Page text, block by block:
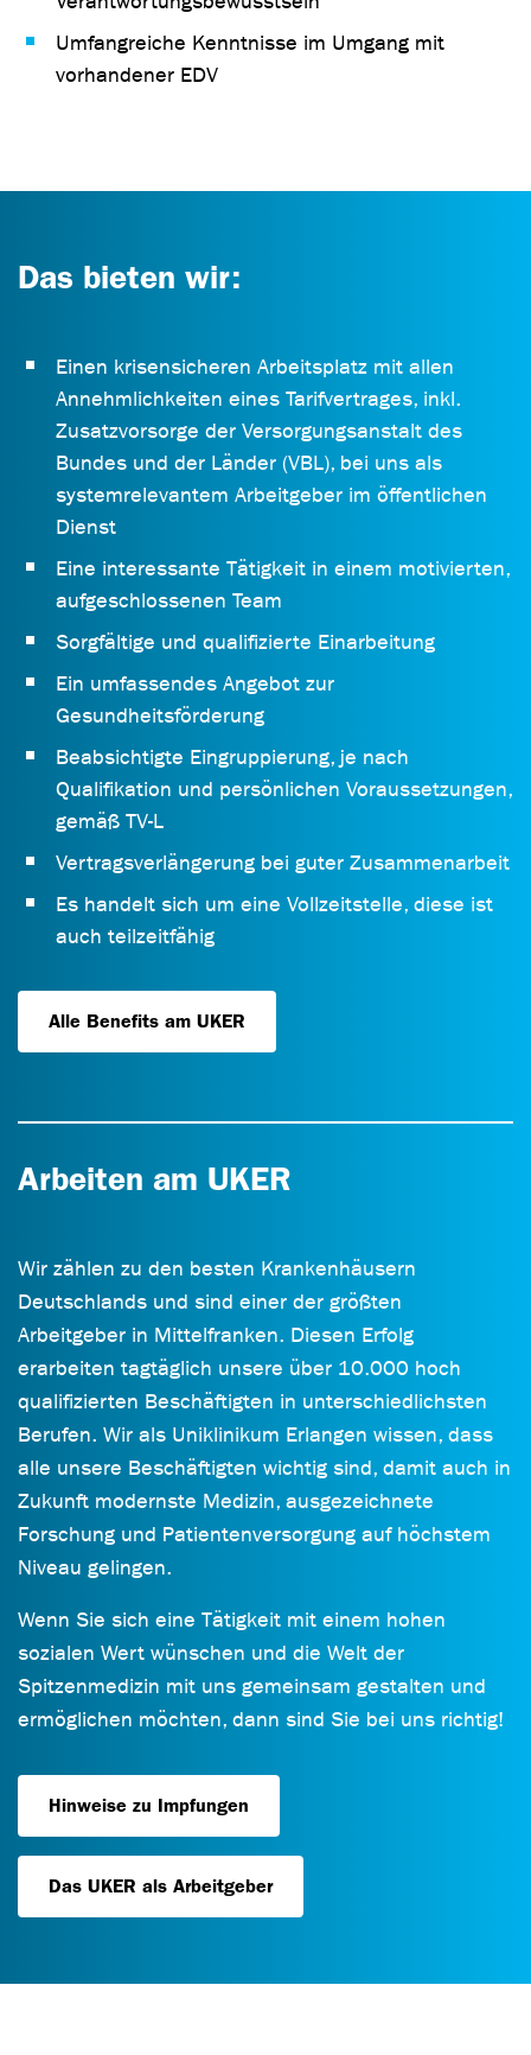
Umfangreiche Kenntnisse im Umgang mit
vorhandener EDV
Das bieten wir:
Einen krisensicheren Arbeitsplatz mit allen
Annehmlichkeiten eines Tarifvertrages, inkl.
Zusatzvorsorge der Versorgungsanstalt des
Bundes und der Länder (VBL), bei uns als
systemrelevantem Arbeitgeber im öffentlichen
Dienst
Eine interessante Tätigkeit in einem motivierten,
aufgeschlossenen Team
Sorgfältige und qualifizierte Einarbeitung
Ein umfassendes Angebot zur
Gesundheitsförderung
Beabsichtigte Eingruppierung, je nach
Qualifikation und persönlichen Voraussetzungen,
gemäß TV-L
Vertragsverlängerung bei guter Zusammenarbeit
Es handelt sich um eine Vollzeitstelle, diese ist
auch teilzeitfähig
Alle Benefits am UKER
Arbeiten am UKER
Wir zählen zu den besten Krankenhäusern
Deutschlands und sind einer der größten
Arbeitgeber in Mittelfranken. Diesen Erfolg
erarbeiten tagtäglich unsere über 10.000 hoch
qualifizierten Beschäftigten in unterschiedlichsten
Berufen. Wir als Uniklinikum Erlangen wissen, dass
alle unsere Beschäftigten wichtig sind, damit auch in
Zukunft modernste Medizin, ausgezeichnete
Forschung und Patientenversorgung auf höchstem
Niveau gelingen.
Wenn Sie sich eine Tätigkeit mit einem hohen
sozialen Wert wünschen und die Welt der
Spitzenmedizin mit uns gemeinsam gestalten und
ermöglichen möchten, dann sind Sie bei uns richtig!
Hinweise zu Impfungen
Das UKER als Arbeitgeber